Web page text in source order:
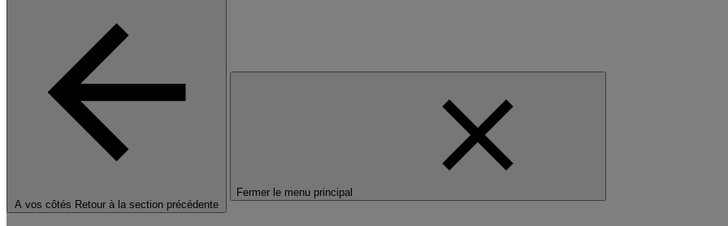
A vos côtés Retour à la section précédente
Fermer le menu principal